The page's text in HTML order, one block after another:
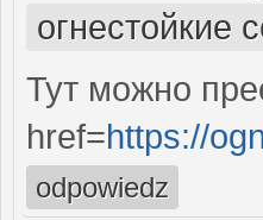
огнестойкие
Тут можно
href=https://
odpowiedz